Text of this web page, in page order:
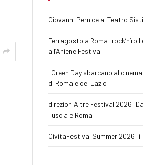
Giovanni Pernice al Teatro
Ferragosto a Roma: rock’n’roll
all’Aniene Festival
I Green Day sbarcano al
di Roma e del Lazio
direzioniAltre Festival 2026:
Tuscia e Roma
CivitaFestival Summer 2026: